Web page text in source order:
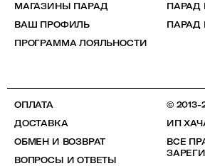
МАГАЗИНЫ ПАРАД
ВАШ ПРОФИЛЬ
ПРОГРАММА ЛОЯЛЬНОСТИ
ПАРАД
ПАРАД
ОПЛАТА
ДОСТАВКА
ОБМЕН И ВОЗВРАТ
ВОПРОСЫ И ОТВЕТЫ
© 2013-
ИП
ВСЕ